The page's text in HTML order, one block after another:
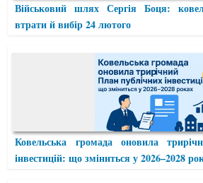
Військовий шлях Сергія Боця:
втрати й вибір 24 лютого
Ковельська громада оновила
інвестицій: що зміниться у 2026–2028